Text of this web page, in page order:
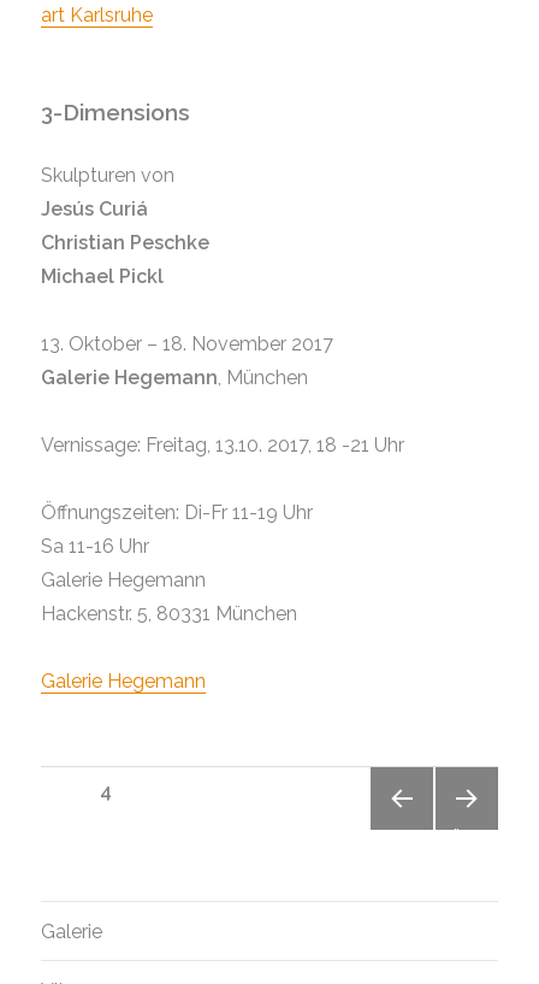
art Karlsruhe
3-Dimensions
Skulpturen von
Jesús Curiá
Christian Peschke
Michael Pickl
13. Oktober – 18. November 2017
Galerie Hegemann, München
Vernissage: Freitag, 13.10. 2017, 18 -21 Uhr
Öffnungszeiten: Di-Fr 11-19 Uhr
Sa 11-16 Uhr
Galerie Hegemann
Hackenstr. 5, 80331 München
Galerie Hegemann
Beitragsnavigation
4
Galerie